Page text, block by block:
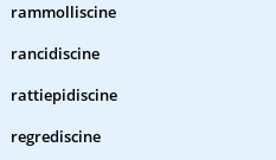
rammolliscine
rancidiscine
rattiepidiscine
regrediscine